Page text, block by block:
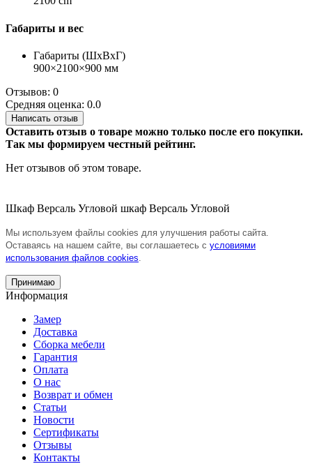
Габариты и вес
Габариты (ШхВхГ)
900×2100×900 мм
Отзывов: 0
Средняя оценка: 0.0
Написать отзыв
Оставить отзыв о товаре можно только после его покупки.
Так мы формируем честный рейтинг.
Нет отзывов об этом товаре.
Шкаф Версаль Угловой шкаф Версаль Угловой
Мы используем файлы cookies для улучшения работы сайта.
Оставаясь на нашем сайте, вы соглашаетесь с условиями
использования файлов cookies.
Принимаю
Информация
Замер
Доставка
Сборка мебели
Гарантия
Оплата
О нас
Возврат и обмен
Статьи
Новости
Сертификаты
Отзывы
Контакты